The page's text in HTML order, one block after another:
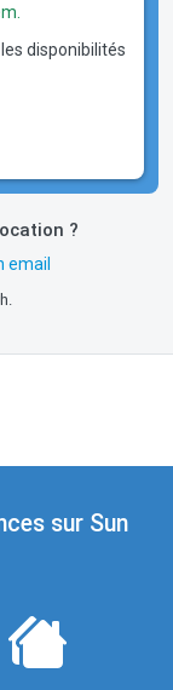
disponibilités
?
email
sur Sun